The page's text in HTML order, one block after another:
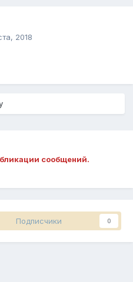
2018
сообщений.
Подписчики 0